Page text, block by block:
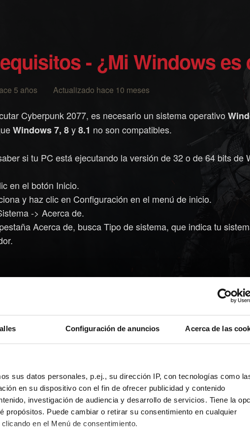
Configuración de anuncios Acerca de las
sus datos personales, p.ej., su dirección IP, con tecnologías como
en su dispositivo con el fin de ofrecer publicidad y contenido
investigación de audiencia y desarrollo de servicios. Tiene la
propósitos. Puede cambiar o retirar su consentimiento en cualquier
en el Menú de consentimiento.
Requisitos - ¿Mi Windows
5 años Actualizado hace 10 meses
Cyberpunk 2077, es necesario un sistema operativo
Windows 7, 8y8.1 no son compatibles.
si tu PC está ejecutando la versión de 32 o de 64 bits de
en el botón Inicio.
y haz clic en Configuración en el menú de inicio.
-> Acerca de.
Acerca de, busca Tipo de sistema, que indica tu